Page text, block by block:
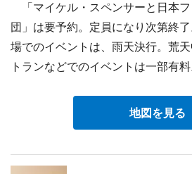
「マイケル・スペンサーと日本
団」は要予約。定員になり次第終
場でのイベントは、雨天決行。荒
トランなどでのイベントは一部有料
地図を見る